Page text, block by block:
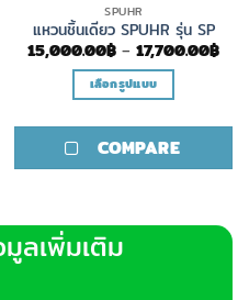
SPUHR
แหวนชิ้นเดียว SPUHR รุ่น SP
15,000.00฿ – 17,700.00฿
เลือกรูปแบบ
product
has
The
options
COMPARE
ลเพิ่มเติม